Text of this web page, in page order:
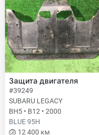
Защита двигателя
#39249
SUBARU LEGACY
BH5 • B12 • 2000
BLUE 95H
12 400 км